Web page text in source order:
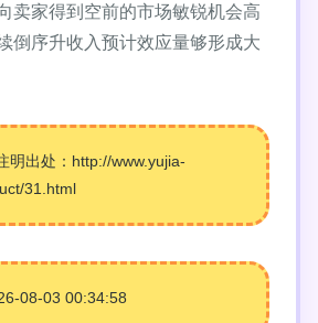
卖家得到空前的市场敏锐机会高
倒序升收入预计效应量够形成大
明出处：http://www.yujia-
31.html
08-03 00:34:58